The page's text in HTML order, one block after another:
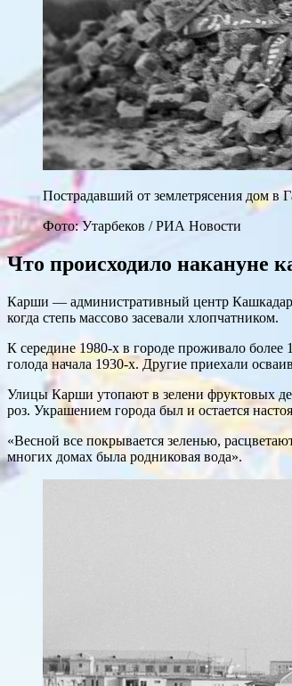
Пострадавший от землетрясения дом в
Фото: Утарбеков / РИА Новости
Что происходило накануне
Карши — административный центр
когда степь массово засевали хлопчатником.
К середине 1980-х в городе проживало более
голода начала 1930-х. Другие приехали
Улицы Карши утопают в зелени фруктовых
роз. Украшением города был и остается
«Весной все покрывается зеленью,
многих домах была родниковая вода».